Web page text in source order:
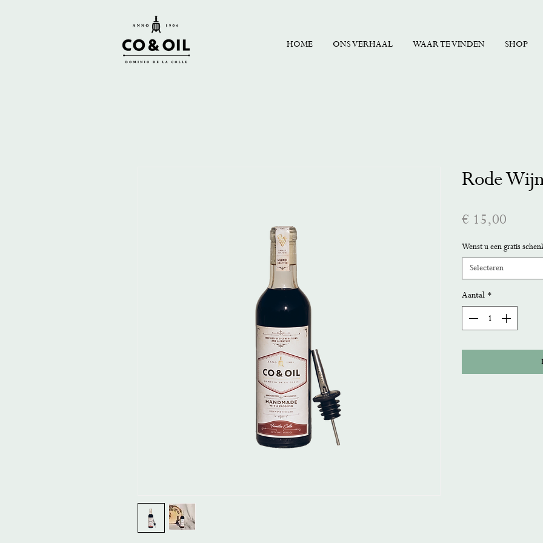
HOME ONS VERHAAL WAAR TE VINDEN SHOP
Rode
€ 15,00
Wenst u een gratis
Selecteren
Aantal *